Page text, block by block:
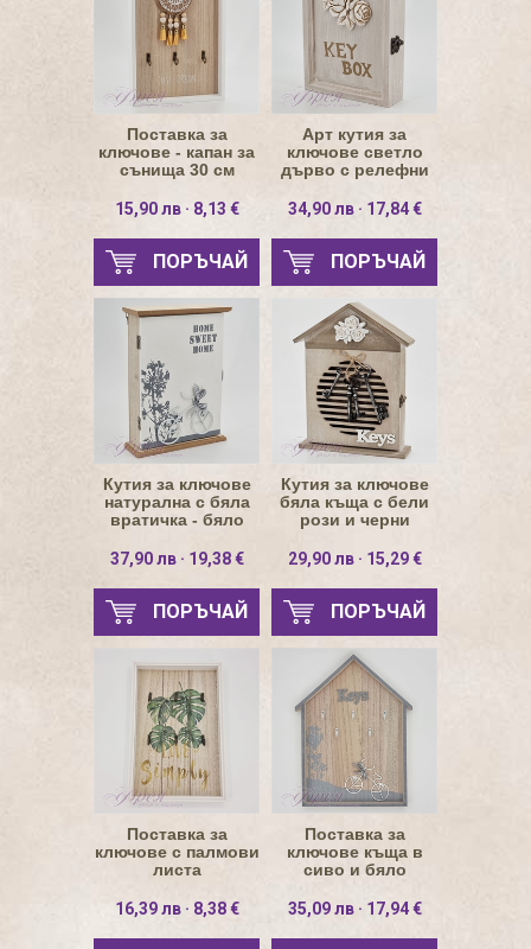
Поставка за
ключове - капан за
сънища 30 см
15,90 лв · 8,13 €
ПОРЪЧАЙ
Арт кутия за
ключове светло
дърво с релефни
34,90 лв · 17,84 €
ПОРЪЧАЙ
Кутия за ключове
натурална с бяла
вратичка - бяло
37,90 лв · 19,38 €
ПОРЪЧАЙ
Кутия за ключове
бяла къща с бели
рози и черни
29,90 лв · 15,29 €
ПОРЪЧАЙ
Поставка за
ключове с палмови
листа
16,39 лв · 8,38 €
Поставка за
ключове къща в
сиво и бяло
35,09 лв · 17,94 €